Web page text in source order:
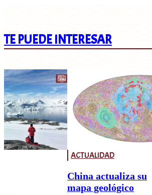
TE PUEDE INTERESAR
ACTUALIDAD
China actualiza su
mapa geológico